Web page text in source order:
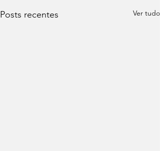
Posts recentes Ver tudo